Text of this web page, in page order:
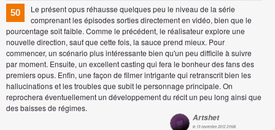
50
Le présent opus réhausse quelques peu le niveau de la série
comprenant les épisodes sorties directement en vidéo, bien que le
pourcentage soit faible. Comme le précédent, le réalisateur explore une
nouvelle direction, sauf que cette fois, la sauce prend mieux. Pour
commencer, un scénario plus intéressante bien qu'un peu difficile à suivre
par moment. Ensuite, un excellent casting qui fera le bonheur des fans des
premiers opus. Enfin, une façon de filmer intrigante qui retranscrit bien les
hallucinations et les troubles que subit le personnage principale. On
reprochera éventuellement un développement du récit un peu long ainsi que
des baisses de régimes.
Artshet
le 13 novembre 2012 21h06